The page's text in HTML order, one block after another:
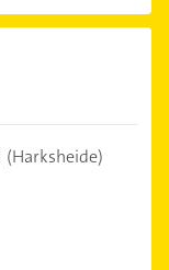
(Harksheide)